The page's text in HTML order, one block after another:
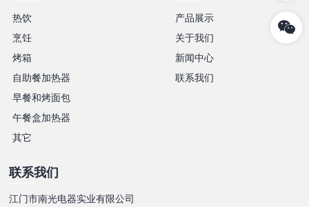
热饮
烹饪
烤箱
自助餐加热器
早餐和烤面包
午餐盒加热器
其它
产品展示
关于我们
新闻中心
联系我们
联系我们
江门市南光电器实业有限公司